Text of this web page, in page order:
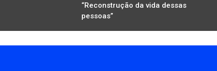
“Reconstrução da vida dessas
pessoas”